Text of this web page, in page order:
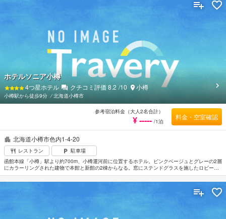
北海道小樽市色内1-4-20
レストラン
駐車場
函館本線「小樽」駅より約700m、小樽運河前に位置するホテル。ピンクベージュとグレーの2層
にカラーリングされた建物で本館と新館の2棟からなる。窓にステンドグラスを施したロビーは
ヨーロピアンスタイル。客室の広さはそれぞれ異なるが上品なインテリアでまとめられている。
グラッシィ宮殿をモデルとした「北一ベネツィア美術館」まで約850m。小樽オルゴール堂へは
ホテルソニア小樽
4つ星ホテル クチコミ評価8.2 /10 小樽
小樽駅から徒歩9分 ⁄北海道小樽市
参考宿泊料金（大人2名合計）
¥ ----- /1泊
料金・空室確認